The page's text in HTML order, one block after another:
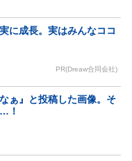
に成長。実はみんなココ
PR(Dreaw合同会社)
ぁ』と投稿した画像。そ
！